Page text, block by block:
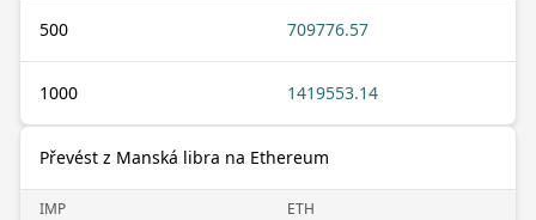
500 709776.57
1000 1419553.14
Převést z Manská libra na Ethereum
IMP ETH